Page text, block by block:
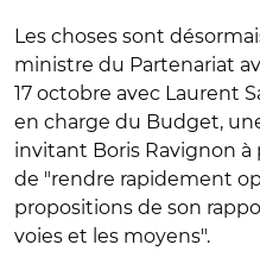
Les choses sont
ministre du Partenariat
17 octobre avec Laurent
en charge du Budget,
invitant Boris Ravignon à
de "rendre rapidement
propositions de son
voies et les moyens".